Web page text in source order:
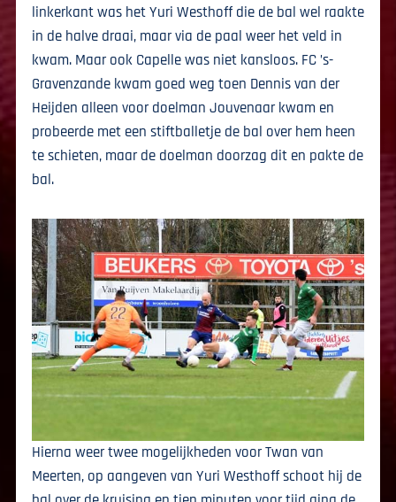
linkerkant was het Yuri Westhoff die de bal wel raakte
in de halve draai, maar via de paal weer het veld in
kwam. Maar ook Capelle was niet kansloos. FC ’s-
Gravenzande kwam goed weg toen Dennis van der
Heijden alleen voor doelman Jouvenaar kwam en
probeerde met een stiftballetje de bal over hem heen
te schieten, maar de doelman doorzag dit en pakte de
bal.
Hierna weer twee mogelijkheden voor Twan van
Meerten, op aangeven van Yuri Westhoff schoot hij de